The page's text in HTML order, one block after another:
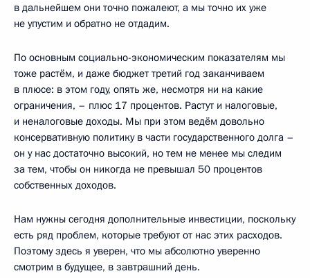
в дальнейшем они точно пожалеют, а мы точно их уже
не упустим и обратно не отдадим.
По основным социально-экономическим показателям мы
тоже растём, и даже бюджет третий год заканчиваем
в плюсе: в этом году, опять же, несмотря ни на какие
ограничения, – плюс 17 процентов. Растут и налоговые,
и неналоговые доходы. Мы при этом ведём довольно
консервативную политику в части государственного долга –
он у нас достаточно высокий, но тем не менее мы следим
за тем, чтобы он никогда не превышал 50 процентов
собственных доходов.
Нам нужны сегодня дополнительные инвестиции, поскольку
есть ряд проблем, которые требуют от нас этих расходов.
Поэтому здесь я уверен, что мы абсолютно уверенно
смотрим в будущее, в завтрашний день.